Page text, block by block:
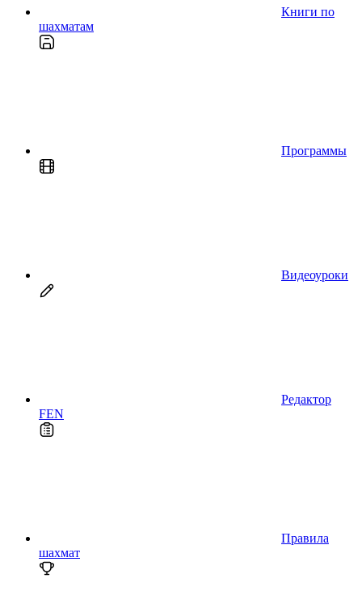
Книги по
шахматам
Программы
Видеоуроки
Редактор
FEN
Правила
шахмат